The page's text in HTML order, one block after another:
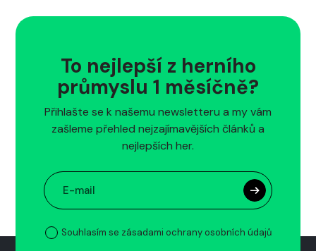
To nejlepší z herního
průmyslu 1 měsíčně?
Přihlašte se k našemu newsletteru a my vám
zašleme přehled nejzajímavějších článků a
nejlepších her.
Souhlasím se zásadami ochrany osobních údajů